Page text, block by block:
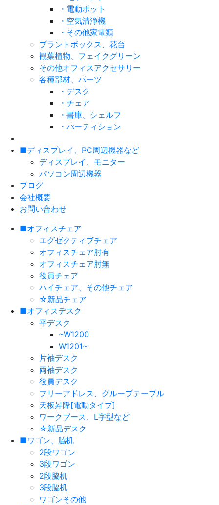
・電動ポット
・空気清浄機
・その他家電類
プラントボックス、花台
観葉植物、フェイクグリーン
その他オフィスアクセサリー
各種部材、パーツ
・デスク
・チェア
・書庫、シェルフ
・パーティション
■ディスプレイ、PC周辺機器など
ディスプレイ、モニター
パソコン周辺機器
ブログ
会社概要
お問い合わせ
■オフィスチェア
エグゼクティブチェア
オフィスチェア肘有
オフィスチェア肘無
役員チェア
ハイチェア、その他チェア
☆新品チェア
■オフィスデスク
平デスク
~W1200
W1201~
片袖デスク
両袖デスク
役員デスク
フリーアドレス、グループテーブル
天板昇降[電動タイプ]
ワークブース、L字型など
☆新品デスク
■ワゴン、脇机
2段ワゴン
3段ワゴン
2段脇机
3段脇机
ワゴンその他